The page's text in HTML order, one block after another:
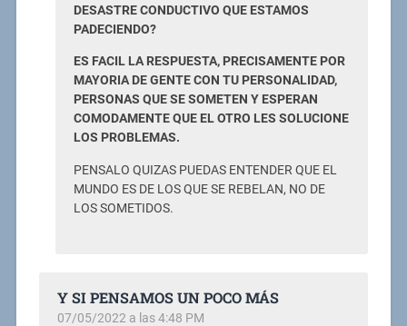
DESASTRE CONDUCTIVO QUE ESTAMOS
PADECIENDO?
ES FACIL LA RESPUESTA, PRECISAMENTE POR
MAYORIA DE GENTE CON TU PERSONALIDAD,
PERSONAS QUE SE SOMETEN Y ESPERAN
COMODAMENTE QUE EL OTRO LES SOLUCIONE
LOS PROBLEMAS.
PENSALO QUIZAS PUEDAS ENTENDER QUE EL
MUNDO ES DE LOS QUE SE REBELAN, NO DE
LOS SOMETIDOS.
Y SI PENSAMOS UN POCO MÁS
07/05/2022 a las 4:48 PM